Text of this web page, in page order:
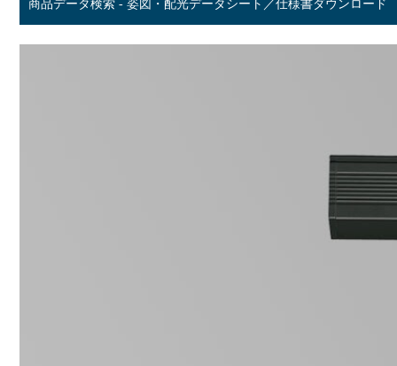
商品データ検索 - 姿図・配光データシート／仕様書ダウンロード